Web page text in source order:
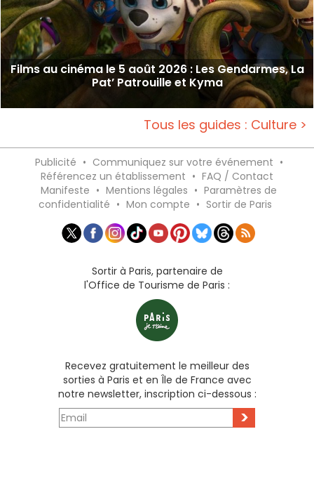
Films au cinéma le 5 août 2026 : Les Gendarmes, La
Pat’ Patrouille et Kyma
Tous les guides : Culture >
Publicité • Communiquez sur votre événement •
Référencez un établissement • FAQ / Contact
Manifeste • Mentions légales • Paramètres de
confidentialité • Mon compte • Sortir de Paris
Sortir à Paris, partenaire de
l'Office de Tourisme de Paris :
Recevez gratuitement le meilleur des
sorties à Paris et en Île de France avec
notre newsletter, inscription ci-dessous :
>